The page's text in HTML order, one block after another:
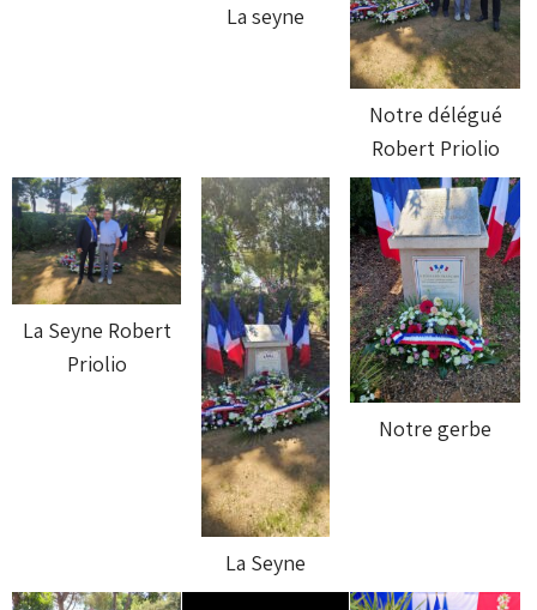
La seyne
Notre délégué
Robert Priolio
La Seyne Robert
Priolio
La Seyne
Notre gerbe